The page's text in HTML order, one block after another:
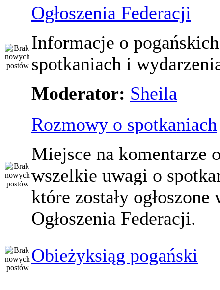
Ogłoszenia Federacji
Informacje o pogańskich
spotkaniach i
Moderator: Sheila
Rozmowy o spotkaniach
Miejsce na komentarze
wszelkie uwagi o
które zostały ogłoszone
Ogłoszenia Federacji.
Obieżyksiąg pogański